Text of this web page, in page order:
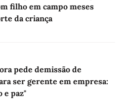
filho em campo meses
da criança
pede demissão de
ser gerente em empresa:
e paz"